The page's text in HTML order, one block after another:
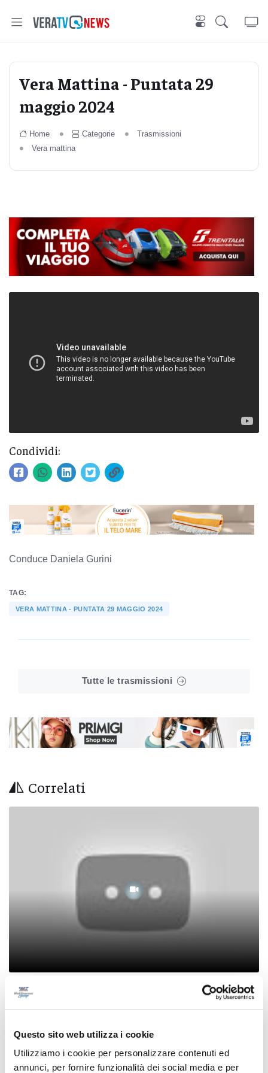
Questo sito web utilizza i cookie
Utilizziamo i cookie per personalizzare contenuti ed
annunci, per fornire funzionalità dei social media e per
Vera Mattina - Puntata 29
maggio 2024
Home Categorie
Trasmissioni
Vera mattina
Condividi:
Conduce Daniela Gurini
TAG:
VERA MATTINA - PUNTATA 29 MAGGIO 2024
Tutte le trasmissioni
Correlati
Vera Mattina - La disperazione degli sfollati
del sisma di Ancona